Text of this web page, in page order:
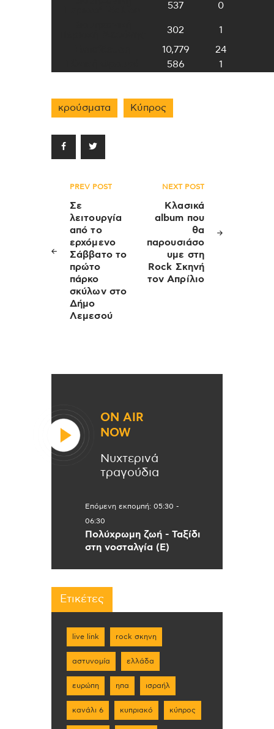
537
0
302
1
10,779
24
586 1
κρούσματα Κύπρος
Πλοήγηση
άρθρων
PREV POST
Σε
λειτουργία
από το
ερχόμενο
Σάββατο το
πρώτο
πάρκο
σκύλων στο
Δήμο
Λεμεσού
NEXT POST
Κλασικά
album που
θα
παρουσιάσο
υμε στη
Rock Σκηνή
τον Απρίλιο
ON AIR
NOW
Νυχτερινά
τραγούδια
Επόμενη εκπομπή: 05:30 -
06:30
Πολύχρωμη ζωή - Ταξίδι
στη νοσταλγία (Ε)
Ετικέτες
live link rock σκηνη
αστυνομία ελλάδα
ευρώπη ηπα ισραήλ
κανάλι 6 κυπριακό κύπρος